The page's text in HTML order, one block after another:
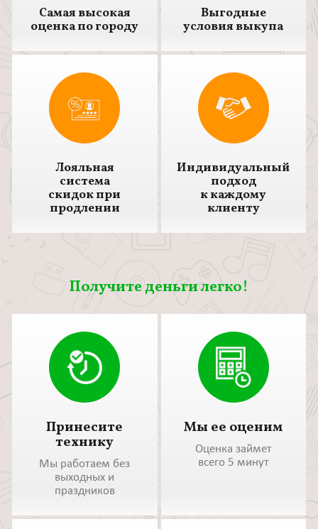
Самая высокая
оценка по городу
Выгодные
условия выкупа
Лояльная
система
скидок при
продлении
Индивидуальный
подход
к каждому
клиенту
Получите деньги легко!
Принесите
технику
Мы работаем без
выходных и
праздников
Мы ее оценим
Оценка займет
всего 5 минут